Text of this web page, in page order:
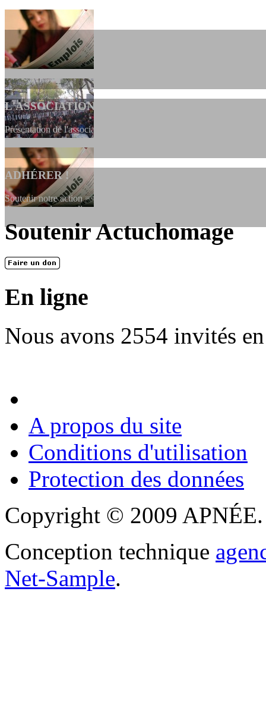
L'ASSOCIATION
Présentation de l'association et de sa charte qui encadre nos actions
ADHÉRER !
Soutenir notre action ==> Si vous souhaitez adhérer à
dessous, en le remplissant et en...
En 2004, une dizaine de personnes contribuèrent au lancement de
Soutenir Actuchomage
En ligne
Nous avons 2554 invités
A propos du site
Conditions d'utilisation
Protection des données
Copyright © 2009 APNÉE.
Conception technique
Net-Sample.